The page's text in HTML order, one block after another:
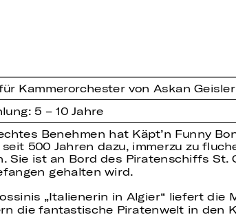
Kammerorchester von Askan Geisler
5 – 10 Jahre
Benehmen hat Käpt’n Funny
seit 500 Jahren dazu, immerzu zu
Sie ist an Bord des Piratenschiffs
gehalten wird.
„Italienerin in Algier“ liefert
die fantastische Piratenwelt in den